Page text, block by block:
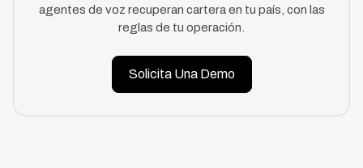
agentes de voz recuperan cartera en tu país, con las
reglas de tu operación.
Solicita Una Demo